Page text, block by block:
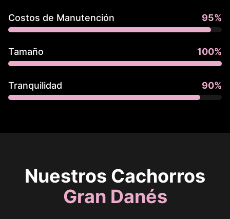
Costos de Manutención 95%
Tamaño 100%
Tranquilidad 90%
Nuestros Cachorros
Gran Danés